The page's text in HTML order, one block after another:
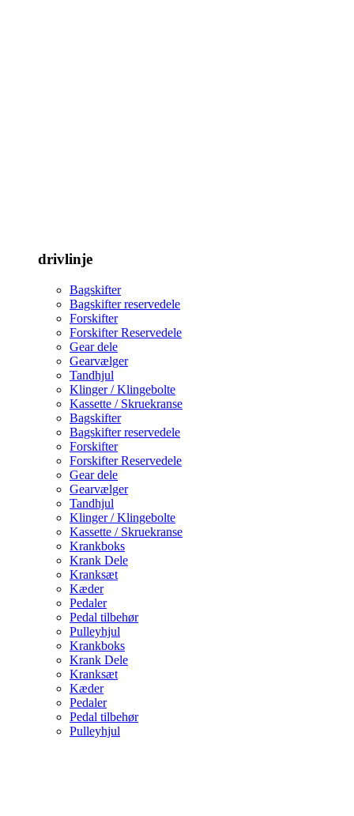
drivlinje
Bagskifter
Bagskifter reservedele
Forskifter
Forskifter Reservedele
Gear dele
Gearvælger
Tandhjul
Klinger / Klingebolte
Kassette / Skruekranse
Bagskifter
Bagskifter reservedele
Forskifter
Forskifter Reservedele
Gear dele
Gearvælger
Tandhjul
Klinger / Klingebolte
Kassette / Skruekranse
Krankboks
Krank Dele
Kranksæt
Kæder
Pedaler
Pedal tilbehør
Pulleyhjul
Krankboks
Krank Dele
Kranksæt
Kæder
Pedaler
Pedal tilbehør
Pulleyhjul